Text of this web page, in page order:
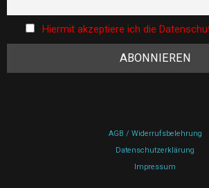
Hiermit akzeptiere ich die
AGB / Widerrufsbelehrung
Datenschutzerklärung
Impressum